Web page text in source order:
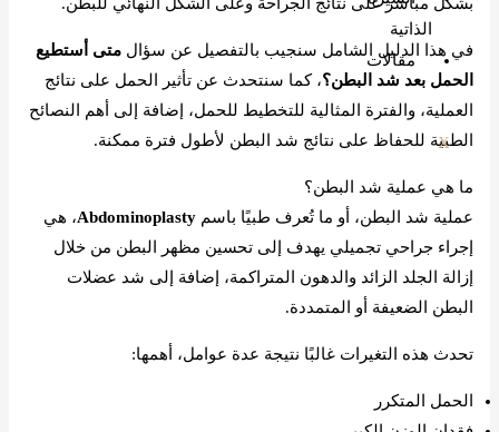
الذاتية
مقالات
X
في هذا الدليل الشامل سنجيب بالتفصيل عن سؤالمتى أستطيع
الحمل بعد شد البطن؟، كما سنتحدث عن تأثير الحمل على نتائج
العملية، والفترة المثالية للتخطيط للحمل، إضافة إلى أهم النصائح
الطبية للحفاظ على نتائج شد البطن لأطول فترة ممكنة.
ما هي عملية شد البطن؟
عملية شد البطن، أو ما تُعرف طبيًا باسمAbdominoplasty، هي
إجراء جراحي تجميلي يهدف إلى تحسين مظهر البطن من خلال
إزالة الجلد الزائد والدهون المتراكمة، إضافة إلى شد عضلات
البطن الضعيفة أو المتمددة.
تحدث هذه التغيرات غالبًا نتيجة عدة عوامل، أهمها:
الحمل المتكرر